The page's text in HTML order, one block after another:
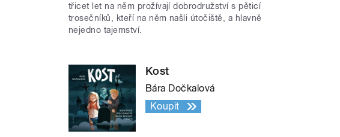
třicet let na něm prožívají dobrodružství s pěticí
trosečníků, kteří na něm našli útočiště, a hlavně
nejedno tajemství.
Kost
Bára Dočkalová
Koupit